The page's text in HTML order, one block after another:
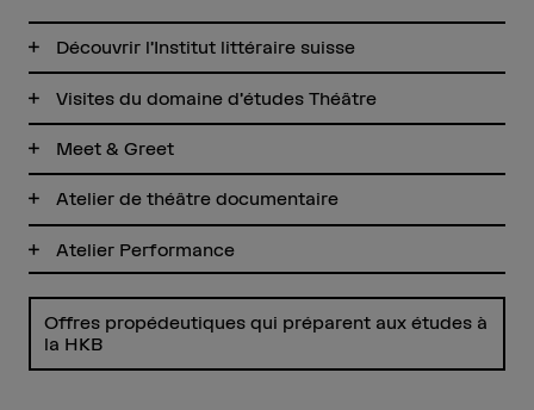
Découvrir l’Institut littéraire suisse
Visites du domaine d’études Théâtre
Meet & Greet
Atelier de théâtre documentaire
Atelier Performance
Offres propédeutiques qui préparent aux études à
la HKB